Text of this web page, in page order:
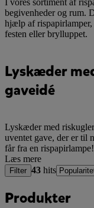
begivenheder og rum.
hjælp af rispapirlamper,
festen eller brylluppet.
Lyskæder
gaveidé
Lyskæder med
uventet gave, der er til
får fra en rispapirlampe!
Læs mere
Filter 43 hits
Produkter